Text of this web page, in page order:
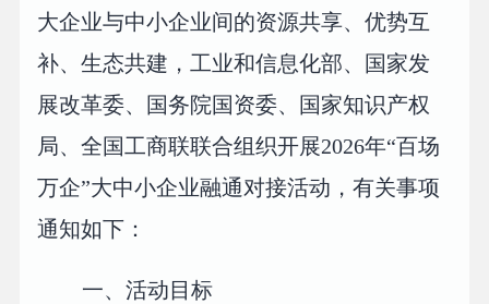
大企业与中小企业间的资源共享、优势互
补、生态共建，工业和信息化部、国家发
展改革委、国务院国资委、国家知识产权
局、全国工商联联合组织开展2026年“百场
万企”大中小企业融通对接活动，有关事项
通知如下：
一、活动目标